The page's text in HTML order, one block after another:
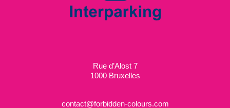
Rue d’Alost 7
1000 Bruxelles
contact@forbidden-colours.com